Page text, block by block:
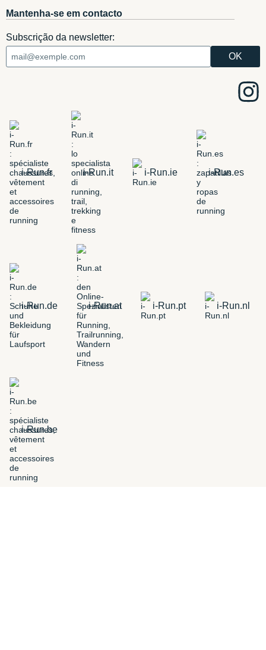
Mantenha-se em contacto
Subscrição da newsletter:
i-Run.fr i-Run.it i-Run.ie i-Run.es
i-Run.de i-Run.at i-Run.pt i-Run.nl
i-Run.be